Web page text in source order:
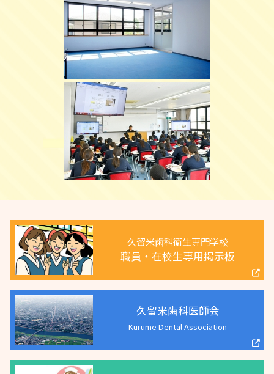
久留米歯科衛生専門学校
職員・在校生専用掲示板
久留米歯科医師会
Kurume Dental Association